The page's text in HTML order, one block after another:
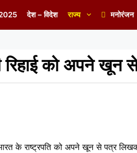
देश – विदेश राज्य मनोरंजन
को अपने खून
के राष्ट्रपति को अपने खून से पत्र